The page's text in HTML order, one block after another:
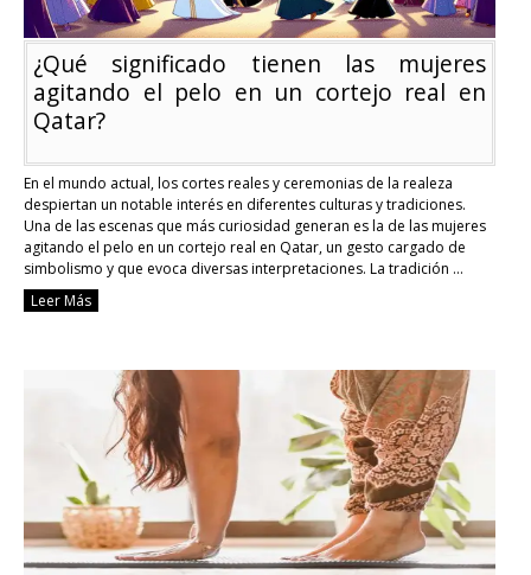
¿Qué significado tienen las mujeres
agitando el pelo en un cortejo real en
Qatar?
En el mundo actual, los cortes reales y ceremonias de la realeza
despiertan un notable interés en diferentes culturas y tradiciones.
Una de las escenas que más curiosidad generan es la de las mujeres
agitando el pelo en un cortejo real en Qatar, un gesto cargado de
simbolismo y que evoca diversas interpretaciones. La tradición …
Continue reading
mujeres
agitando
el
pelo
en
un
cortejo
real
en
Qatar?
Leer Más